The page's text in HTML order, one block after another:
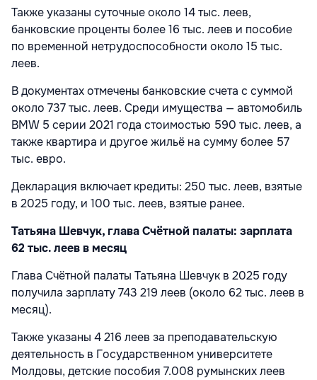
Также указаны суточные около 14 тыс. леев,
банковские проценты более 16 тыс. леев и пособие
по временной нетрудоспособности около 15 тыс.
леев.
В документах отмечены банковские счета с суммой
около 737 тыс. леев. Среди имущества — автомобиль
BMW 5 серии 2021 года стоимостью 590 тыс. леев, а
также квартира и другое жильё на сумму более 57
тыс. евро.
Декларация включает кредиты: 250 тыс. леев, взятые
в 2025 году, и 100 тыс. леев, взятые ранее.
Татьяна Шевчук, глава Счётной палаты: зарплата
62 тыс. леев в месяц
Глава Счётной палаты Татьяна Шевчук в 2025 году
получила зарплату 743 219 леев (около 62 тыс. леев в
месяц).
Также указаны 4 216 леев за преподавательскую
деятельность в Государственном университете
Молдовы, детские пособия 7.008 румынских леев